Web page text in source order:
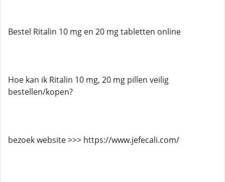
Bestel Ritalin 10 mg en 20 mg tabletten online
Hoe kan ik Ritalin 10 mg, 20 mg pillen veilig
bestellen/kopen?
bezoek website >>> https://www.jefecali.com/